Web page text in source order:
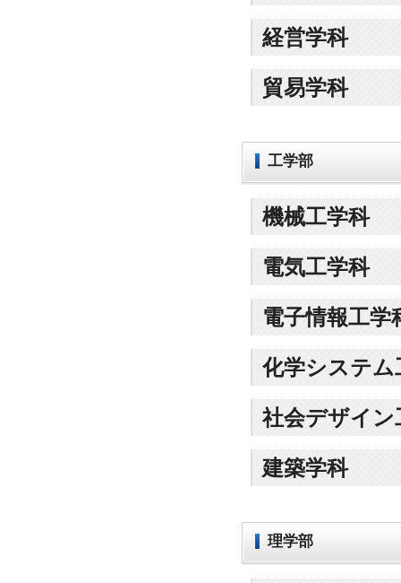
経営学科
貿易学科
工学部
機械工学科
電気工学科
電子情報工学
化学システム
社会デザイン
建築学科
理学部